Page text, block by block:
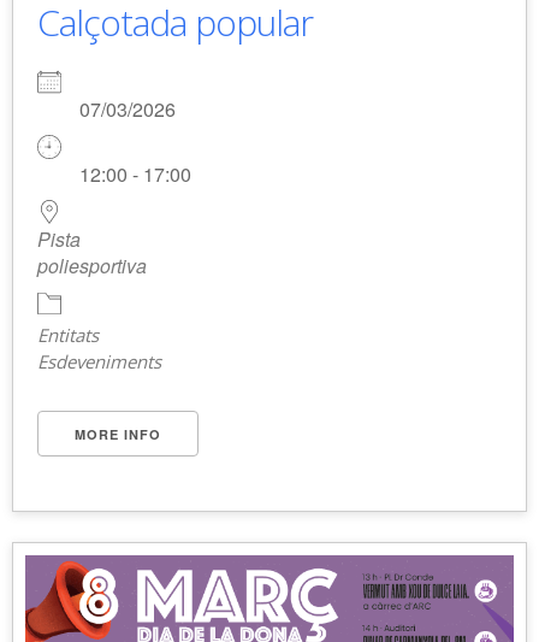
Calçotada popular
07/03/2026
12:00 - 17:00
Pista
poliesportiva
Entitats
Esdeveniments
MORE INFO